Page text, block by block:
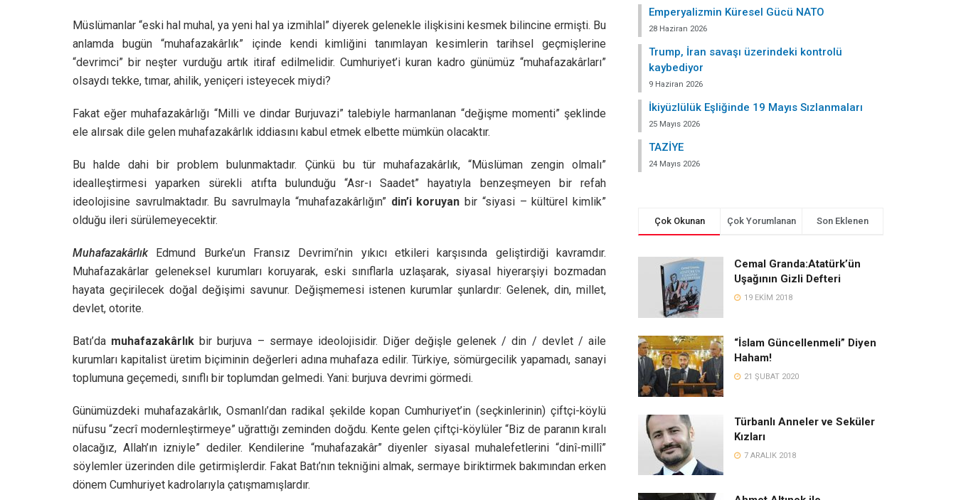
Müslümanlar “eski hal muhal, ya yeni hal ya izmihlal” diyerek gelenekle ilişkisini kesmek bilincine ermişti. Bu
anlamda bugün “muhafazakârlık” içinde kendi kimliğini tanımlayan kesimlerin tarihsel geçmişlerine
“devrimci” bir neşter vurduğu artık itiraf edilmelidir. Cumhuriyet’i kuran kadro günümüz “muhafazakârları”
olsaydı tekke, tımar, ahilik, yeniçeri isteyecek miydi?
Fakat eğer muhafazakârlığı “Milli ve dindar Burjuvazi” talebiyle harmanlanan “değişme momenti” şeklinde
ele alırsak dile gelen muhafazakârlık iddiasını kabul etmek elbette mümkün olacaktır.
Bu halde dahi bir problem bulunmaktadır. Çünkü bu tür muhafazakârlık, “Müslüman zengin olmalı”
idealleştirmesi yaparken sürekli atıfta bulunduğu “Asr-ı Saadet” hayatıyla benzeşmeyen bir refah
ideolojisine savrulmaktadır. Bu savrulmayla “muhafazakârlığın” din’i koruyan bir “siyasi – kültürel kimlik”
olduğu ileri sürülemeyecektir.
MuhafazakârlıkEdmund Burke’un Fransız Devrimi’nin yıkıcı etkileri karşısında geliştirdiği kavramdır.
Muhafazakârlar geleneksel kurumları koruyarak, eski sınıflarla uzlaşarak, siyasal hiyerarşiyi bozmadan
hayata geçirilecek doğal değişimi savunur. Değişmemesi istenen kurumlar şunlardır: Gelenek, din, millet,
devlet, otorite.
Batı’da muhafazakârlık bir burjuva – sermaye ideolojisidir. Diğer değişle gelenek / din / devlet / aile
kurumları kapitalist üretim biçiminin değerleri adına muhafaza edilir. Türkiye, sömürgecilik yapamadı, sanayi
toplumuna geçemedi, sınıflı bir toplumdan gelmedi. Yani: burjuva devrimi görmedi.
Günümüzdeki muhafazakârlık, Osmanlı’dan radikal şekilde kopan Cumhuriyet’in (seçkinlerinin) çiftçi-köylü
nüfusu “zecrî modernleştirmeye” uğrattığı zeminden doğdu. Kente gelen çiftçi-köylüler “Biz de paranın kıralı
olacağız, Allah’ın izniyle” dediler. Kendilerine “muhafazakâr” diyenler siyasal muhalefetlerini “dinî-millî”
söylemler üzerinden dile getirmişlerdir. Fakat Batı’nın tekniğini almak, sermaye biriktirmek bakımından erken
dönem Cumhuriyet kadrolarıyla çatışmamışlardır.
Emperyalizmin Küresel Gücü NATO
28 Haziran 2026
Trump, İran savaşı üzerindeki kontrolü
kaybediyor
9 Haziran 2026
İkiyüzlülük Eşliğinde 19 Mayıs Sızlanmaları
25 Mayıs 2026
TAZİYE
24 Mayıs 2026
Çok Okunan Çok Yorumlanan Son Eklenen
Cemal Granda:Atatürk’ün
Uşağının Gizli Defteri
19 EKIM 2018
“İslam Güncellenmeli” Diyen
Haham!
21 ŞUBAT 2020
Türbanlı Anneler ve Seküler
Kızları
7 ARALIK 2018